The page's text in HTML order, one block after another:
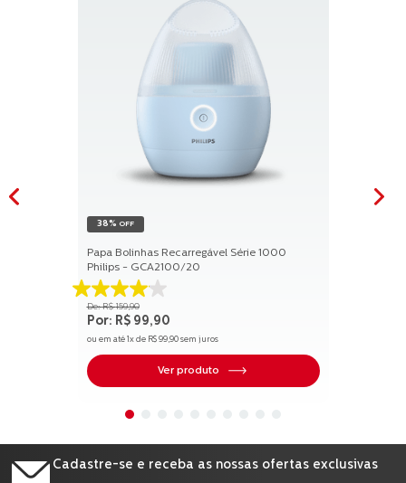
38% OFF
Papa Bolinhas Recarregável Série 1000
Philips - GCA2100/20
4.1
de
5
estrelas.
17
avaliações
R$ 159,90
R$ 99,90
ou em até 1 x de R$ 99,90sem juros
Ver produto
Cadastre-se e receba as nossas ofertas exclusivas